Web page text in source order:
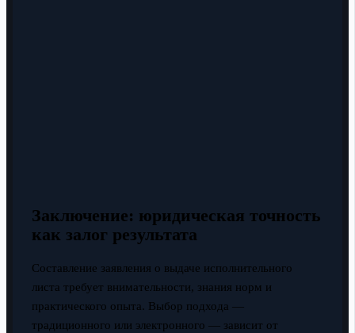
Заключение: юридическая точность
как залог результата
Составление заявления о выдаче исполнительного
листа требует внимательности, знания норм и
практического опыта. Выбор подхода —
традиционного или электронного — зависит от